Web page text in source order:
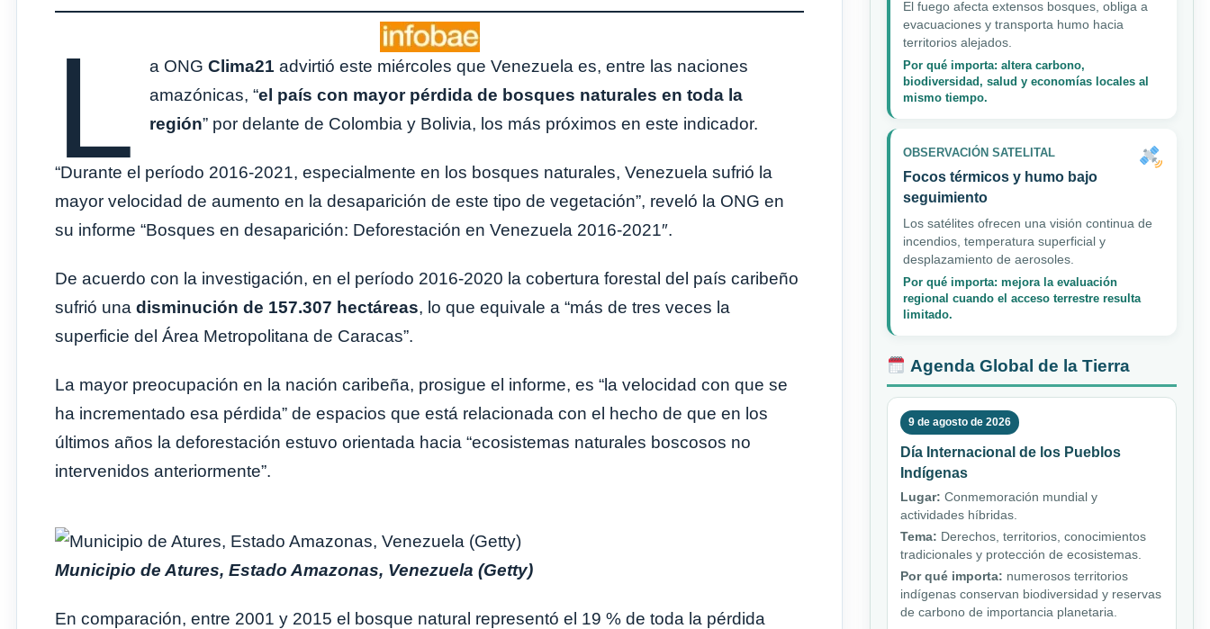
L a ONG Clima21 advirtió este miércoles que Venezuela es, entre las naciones
amazónicas, “el país con mayor pérdida de bosques naturales en toda la
región” por delante de Colombia y Bolivia, los más próximos en este indicador.
“Durante el período 2016-2021, especialmente en los bosques naturales, Venezuela sufrió la
mayor velocidad de aumento en la desaparición de este tipo de vegetación”, reveló la ONG en
su informe “Bosques en desaparición: Deforestación en Venezuela 2016-2021″.
De acuerdo con la investigación, en el período 2016-2020 la cobertura forestal del país caribeño
sufrió una disminución de 157.307 hectáreas, lo que equivale a “más de tres veces la
superficie del Área Metropolitana de Caracas”.
La mayor preocupación en la nación caribeña, prosigue el informe, es “la velocidad con que se
ha incrementado esa pérdida” de espacios que está relacionada con el hecho de que en los
últimos años la deforestación estuvo orientada hacia “ecosistemas naturales boscosos no
intervenidos anteriormente”.
Municipio de Atures, Estado Amazonas, Venezuela (Getty)
En comparación, entre 2001 y 2015 el bosque natural representó el 19 % de toda la pérdida
El fuego afecta extensos bosques, obliga a
evacuaciones y transporta humo hacia
territorios alejados.
Por qué importa: altera carbono,
biodiversidad, salud y economías locales al
mismo tiempo.
OBSERVACIÓN SATELITAL
Focos térmicos y humo bajo
seguimiento
Los satélites ofrecen una visión continua de
incendios, temperatura superficial y
desplazamiento de aerosoles.
Por qué importa: mejora la evaluación
regional cuando el acceso terrestre resulta
limitado.
Agenda Global de la Tierra
9 de agosto de 2026
Día Internacional de los Pueblos
Indígenas
Lugar: Conmemoración mundial y
actividades híbridas.
Tema: Derechos, territorios, conocimientos
tradicionales y protección de ecosistemas.
Por qué importa: numerosos territorios
indígenas conservan biodiversidad y reservas
de carbono de importancia planetaria.